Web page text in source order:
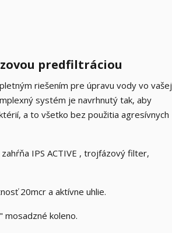
predfiltráciou
riešením pre úpravu vody vo vašej
systém je navrhnutý tak, aby
a to všetko bez použitia agresívnych
IPS ACTIVE , trojfázový filter,
20mcr a aktívne uhlie.
mosadzné koleno.